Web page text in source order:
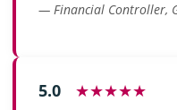
— Financial Controller,
5.0 ★★★★★